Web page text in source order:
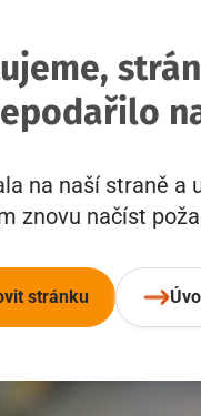
na naší straně a
znovu načíst
stránku